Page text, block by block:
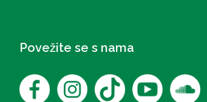
Povežite se s nama